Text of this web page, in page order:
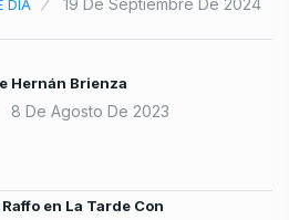
DÍA
Hernán Brienza
8 De Agosto De 2023
en La Tarde Con